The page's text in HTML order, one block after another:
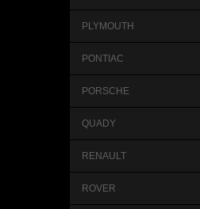
PLYMOUTH
PONTIAC
PORSCHE
QUADY
RENAULT
ROVER